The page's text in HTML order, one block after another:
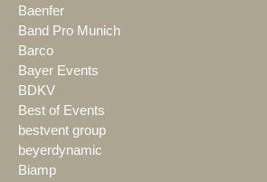
Baenfer
Band Pro Munich
Barco
Bayer Events
BDKV
Best of Events
bestvent group
beyerdynamic
Biamp